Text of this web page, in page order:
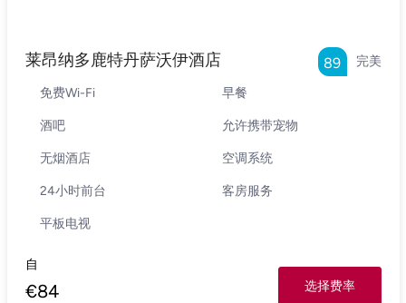
莱昂纳多鹿特丹萨沃伊酒店 完美
89
免费Wi-Fi 早餐
酒吧 允许携带宠物
无烟酒店 空调系统
24小时前台 客房服务
平板电视
自
€84 选择费率